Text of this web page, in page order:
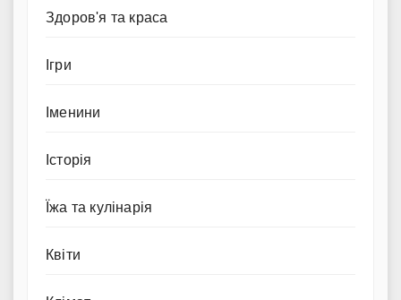
Здоров'я та краса
Ігри
Іменини
Історія
Їжа та кулінарія
Квіти